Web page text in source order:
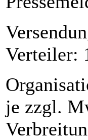
Verteiler:
je zzgl.